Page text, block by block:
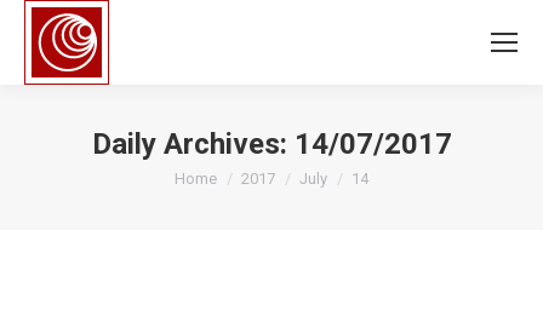
Daily Archives: 14/07/2017
You are here:
Home 2017 July 14